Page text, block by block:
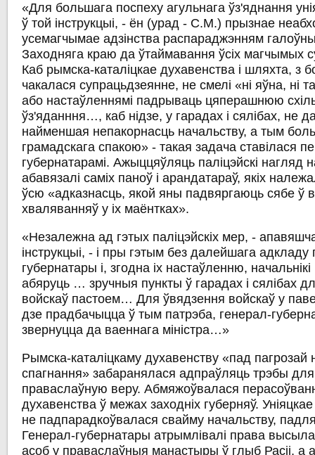
«Для большага поспеху агульнага ўз'яднання
ў той інструкцыі, - ён (урад - С.М.) прызнае
усемагчымае адзінства распараджэнням
Заходняга краю да ўтаймавання ўсіх магчымых
Каб рымска-каталіцкае духавенства і шляхта, з
чакалася супрацьдзеянне, не смелі «ні яўна, ні
або настаўленнямі падрываць цяперашнюю
ўз'яданння…, каб нідзе, у гарадах і сялібах, не
найменшая непакорнасць начальству, а тым
грамадскага спакою» - такая задача ставілася
губернатарамі. Ажыццяўляць паліцэйскі нагляд
абавязалі саміх паноў і арандатараў, якіх
ўсю «адказнасць, якой яны падвяргаюць сябе ў
хваляванняў у іх маёнтках».
«Незалежна ад гэтых паліцэйскіх мер, -
інструкцыі, - і пры гэтым без далейшага адкладу
губернатары і, згодна іх настаўленню,
абяруць … зручныя пункты ў гарадах і сялібах
войскаў пастоем… Для ўвядзення войскаў у
дзе прадбачыцца ў тым патрэба, генерал-
звернуцца да ваеннага міністра…»
Рымска-каталіцкаму духавенству «пад пагрозай
спагнання» забаранялася адпраўляць трэбы для
праваслаўную веру. Абмяжоўвалася
духавенства ў межах заходніх губерняў.
не падпарадкоўвалася свайму начальству,
Генерал-губернатары атрымлівалі права
асоб у праваслаўныя манастыры ў глыб Расіі, а